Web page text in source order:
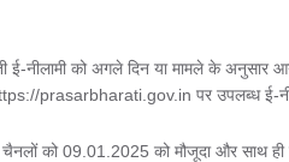
ई-नीलामी को अगले दिन या मामले के
prasarbharati.gov.in पर उपलब्ध ई-
को 09.01.2025 को मौजूदा और साथ